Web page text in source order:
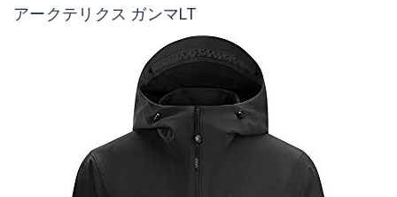
アークテリクス ガンマLT